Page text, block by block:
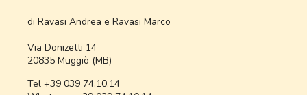
di Ravasi Andrea e Ravasi Marco
Via Donizetti 14
20835 Muggiò (MB)
Tel +39 039 74.10.14